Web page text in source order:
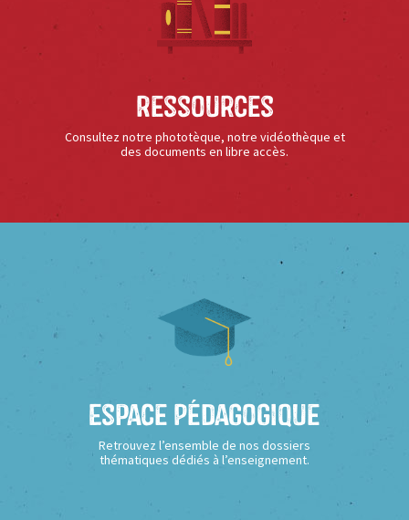
Ressources
Consultez notre phototèque, notre vidéothèque et
des documents en libre accès.
Espace Pédagogique
Retrouvez l’ensemble de nos dossiers
thématiques dédiés à l’enseignement.